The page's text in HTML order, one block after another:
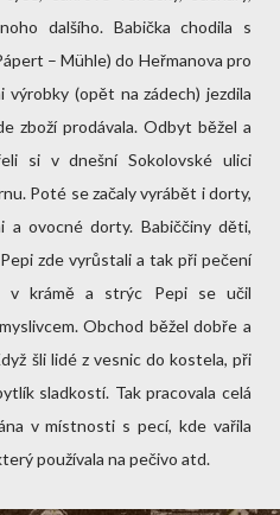
dalšího. Babička chodila s
– Mühle) do Heřmanova pro
(opět na zádech) jezdila
zboží prodávala. Odbyt běžel a
si v dnešní Sokolovské ulici
Poté se začaly vyrábět i dorty,
a ovocné dorty. Babiččiny děti,
zde vyrůstali a tak při pečení
v krámě a strýc Pepi se učil
Obchod běžel dobře a
šli lidé z vesnic do kostela, při
sladkostí. Tak pracovala celá
v místnosti s pecí, kde vařila
používala na pečivo atd.